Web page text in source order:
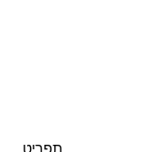
תפריט